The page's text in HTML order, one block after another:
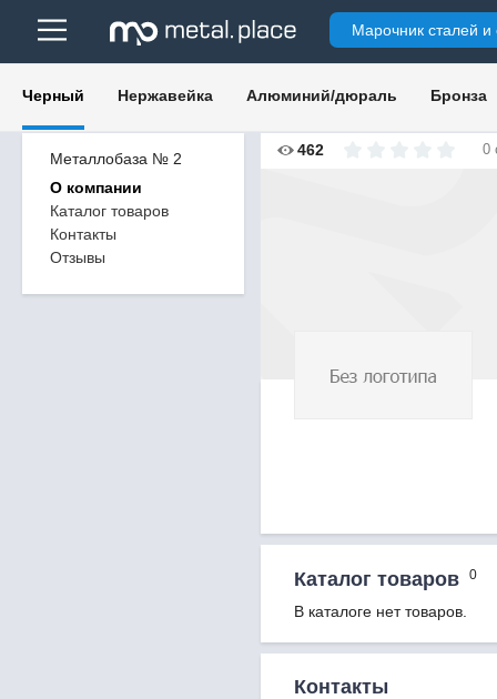
Марочник сталей и
Черный Нержавейка Алюминий/дюраль Бронза
Металлобаза № 2
О компании
Каталог товаров
Контакты
Отзывы
462 0
Каталог товаров 0
В каталоге нет товаров.
Контакты